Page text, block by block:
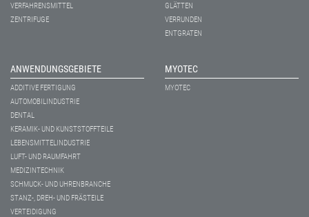
VERFAHRENSMITTEL
ZENTRIFUGE
GLÄTTEN
VERRUNDEN
ENTGRATEN
ANWENDUNGSGEBIETE
ADDITIVE FERTIGUNG
AUTOMOBILINDUSTRIE
DENTAL
KERAMIK- UND KUNSTSTOFFTEILE
LEBENSMITTELINDUSTRIE
LUFT- UND RAUMFAHRT
MEDIZINTECHNIK
SCHMUCK- UND UHRENBRANCHE
STANZ-, DREH- UND FRÄSTEILE
VERTEIDIGUNG
MYOTEC
MYOTEC